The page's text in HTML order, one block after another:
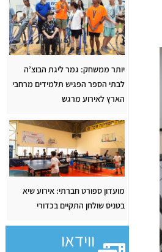
יותר ממשחק: גמר ליגת הבוצ’ה
לבתי הספר הפגיש תלמידים מרחבי
הארץ לאירוע מרגש
מועדון ספורט חברתי: אירוע שיא
בטניס שולחן התקיים בכדורי
ווידאו